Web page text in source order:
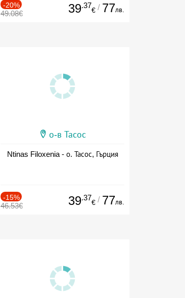
-20%
49.08€ 39.37
€ / 77лв.
о-в Тасос
Ntinas Filoxenia - о. Тасос, Гърция
-15%
46.53€ 39.37
€ / 77лв.